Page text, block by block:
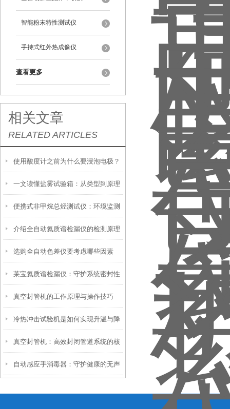
智能粉末特性测试仪
手持式红外热成像仪
查看更多
相关文章
RELATED ARTICLES
使用酸度计之前为什么要浸泡电极？
一文读懂盐雾试验箱：从类型到原理
便携式非甲烷总烃测试仪：环境监测
中的高效工具
介绍全自动氦质谱检漏仪的检测原理
选购全自动色差仪要考虑哪些因素
莱宝氦质谱检漏仪：守护系统密封性
的忠诚卫士
真空封管机的工作原理与操作技巧
冷热冲击试验机是如何实现升温与降
温的过程？
真空封管机：高效封闭管道系统的核
心设备
自动感应手消毒器：守护健康的无声